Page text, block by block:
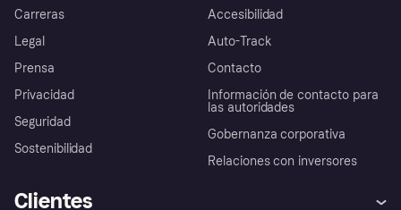
Carreras
Legal
Prensa
Privacidad
Seguridad
Sostenibilidad
Accesibilidad
Auto-Track
Contacto
Información de contacto para
las autoridades
Gobernanza corporativa
Relaciones con inversores
Clientes